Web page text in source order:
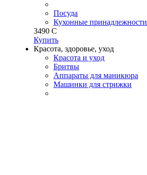
Посуда
Кухонные принадлежности
3490 C
Купить
Красота, здоровье, уход
Красота и уход
Бритвы
Аппараты для маникюра
Машинки для стрижки